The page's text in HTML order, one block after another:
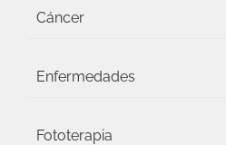
Cáncer
Enfermedades
Fototerapia